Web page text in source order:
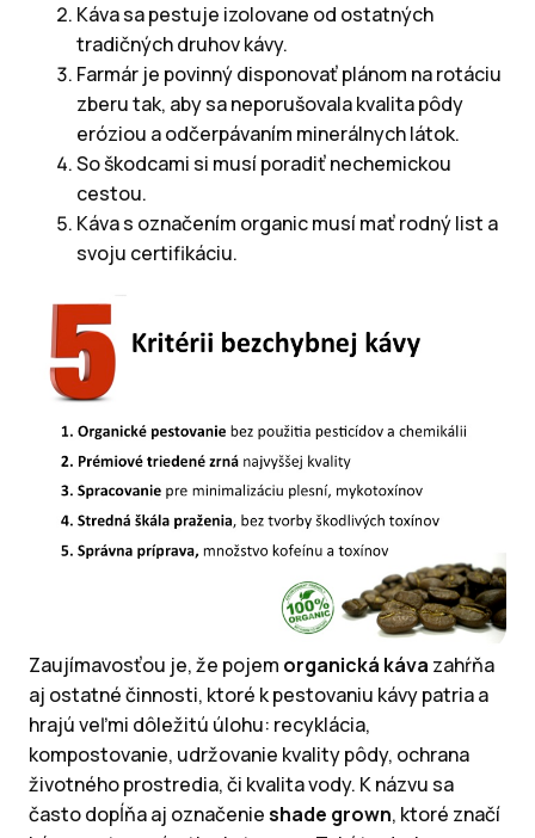
Káva sa pestuje izolovane od ostatných
tradičných druhov kávy.
Farmár je povinný disponovať plánom na rotáciu
zberu tak, aby sa neporušovala kvalita pôdy
eróziou a odčerpávaním minerálnych látok.
So škodcami si musí poradiť nechemickou
cestou.
Káva s označením organic musí mať rodný list a
svoju certifikáciu.
Zaujímavosťou je, že pojem organická káva zahŕňa
aj ostatné činnosti, ktoré k pestovaniu kávy patria a
hrajú veľmi dôležitú úlohu: recyklácia,
kompostovanie, udržovanie kvality pôdy, ochrana
životného prostredia, či kvalita vody. K názvu sa
často dopĺňa aj označenieshade grown, ktoré značí